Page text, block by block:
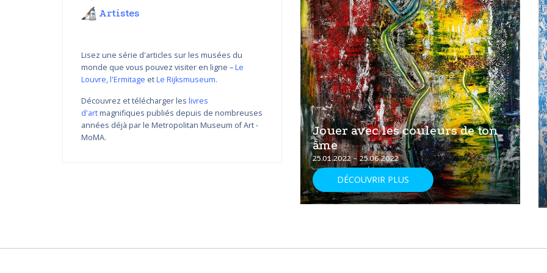
Artistes
Lisez une série d'articles sur les musées du
monde que vous pouvez visiter en ligne –Le
Louvre,l'Ermitage etLe Rijksmuseum.
Découvrez et télécharger les livres
d'artmagnifiques publiés depuis de nombreuses
années déjà par le Metropolitan Museum of Art -
MoMA.
Variations de couleur de
Nikolay Yanakiev I
22.03.2018 - 31.09.2018
Jouer avec les couleurs de ton
âme
25.01.2022 - 25.06.2022
DÉCOUVRIR PLUS